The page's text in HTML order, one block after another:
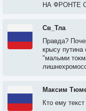
НА ФРОНТЕ
Св_Тла
Правда?
крысу путина
"малыми
Максим
Кто ему